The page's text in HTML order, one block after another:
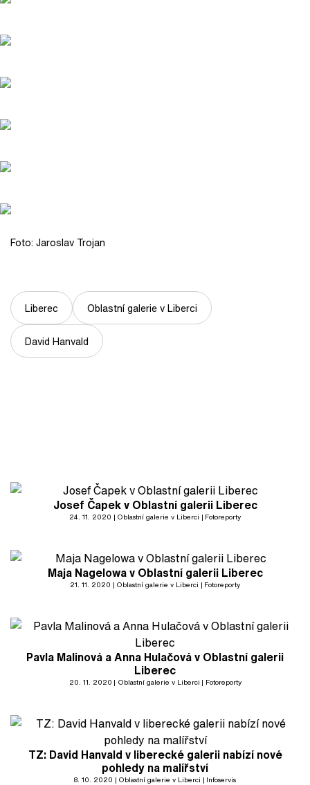
Foto: Jaroslav Trojan
Liberec Oblastní galerie v Liberci
David Hanvald
Josef Čapek v Oblastní galerii Liberec
24. 11. 2020 Oblastní galerie v Liberci Fotoreporty
Maja Nagelowa v Oblastní galerii Liberec
21. 11. 2020 Oblastní galerie v Liberci Fotoreporty
Pavla Malinová a Anna Hulačová v Oblastní galerii
Liberec
20. 11. 2020 Oblastní galerie v Liberci Fotoreporty
TZ: David Hanvald v liberecké galerii nabízí nové
pohledy na malířství
8. 10. 2020 Oblastní galerie v Liberci Infoservis